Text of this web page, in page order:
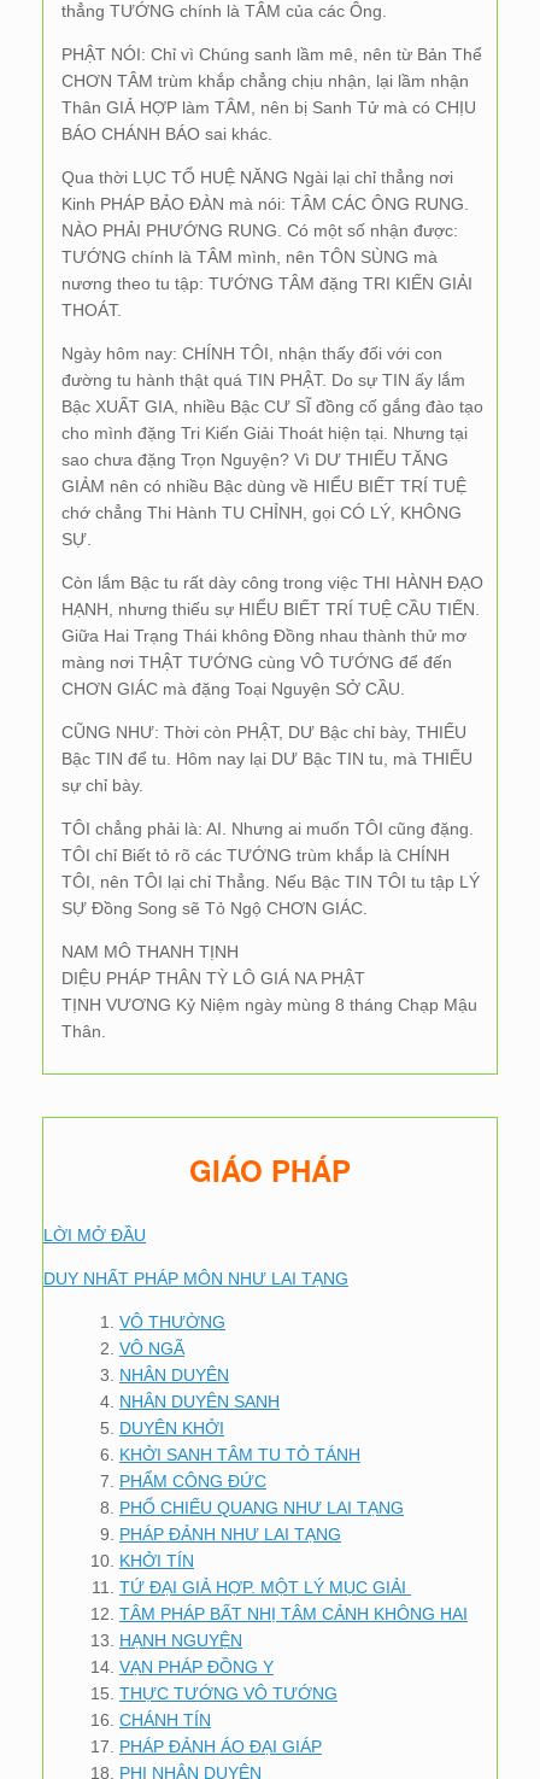
thẳng TƯỚNG chính là TÂM của các Ông.
PHẬT NÓI: Chỉ vì Chúng sanh lầm mê, nên từ Bản Thể
CHƠN TÂM trùm khắp chẳng chịu nhận, lại lầm nhận
Thân GIẢ HỢP làm TÂM, nên bị Sanh Tử mà có CHỊU
BÁO CHÁNH BÁO sai khác.
Qua thời LỤC TỔ HUỆ NĂNG Ngài lại chỉ thẳng nơi
Kinh PHÁP BẢO ĐÀN mà nói: TÂM CÁC ÔNG RUNG.
NÀO PHẢI PHƯỚNG RUNG. Có một số nhận được:
TƯỚNG chính là TÂM mình, nên TÔN SÙNG mà
nương theo tu tập: TƯỚNG TÂM đặng TRI KIẾN GIẢI
THOÁT.
Ngày hôm nay: CHÍNH TÔI, nhận thấy đối với con
đường tu hành thật quá TIN PHẬT. Do sự TIN ấy lắm
Bậc XUẤT GIA, nhiều Bậc CƯ SĨ đồng cố gắng đào tạo
cho mình đặng Tri Kiến Giải Thoát hiện tại. Nhưng tại
sao chưa đặng Trọn Nguyện? Vì DƯ THIẾU TĂNG
GIẢM nên có nhiều Bậc dùng về HIỂU BIẾT TRÍ TUỆ
chớ chẳng Thi Hành TU CHỈNH, gọi CÓ LÝ, KHÔNG
SỰ.
Còn lắm Bậc tu rất dày công trong việc THI HÀNH ĐẠO
HẠNH, nhưng thiếu sự HIỂU BIẾT TRÍ TUỆ CẦU TIẾN.
Giữa Hai Trạng Thái không Đồng nhau thành thử mơ
màng nơi THẬT TƯỚNG cùng VÔ TƯỚNG để đến
CHƠN GIÁC mà đặng Toại Nguyện SỞ CẦU.
CŨNG NHƯ: Thời còn PHẬT, DƯ Bậc chỉ bày, THIẾU
Bậc TIN để tu. Hôm nay lại DƯ Bậc TIN tu, mà THIẾU
sự chỉ bày.
TÔI chẳng phải là: AI. Nhưng ai muốn TÔI cũng đặng.
TÔI chỉ Biết tỏ rõ các TƯỚNG trùm khắp là CHÍNH
TÔI, nên TÔI lại chỉ Thẳng. Nếu Bậc TIN TÔI tu tập LÝ
SỰ Đồng Song sẽ Tỏ Ngộ CHƠN GIÁC.
NAM MÔ THANH TỊNH
DIỆU PHÁP THÂN TỲ LÔ GIÁ NA PHẬT
TỊNH VƯƠNG Kỷ Niệm ngày mùng 8 tháng Chạp Mậu
Thân.
GIÁO PHÁP
LỜI MỞ ĐẦU
DUY NHẤT PHÁP MÔN NHƯ LAI TẠNG
VÔ THƯỜNG
VÔ NGÃ
NHÂN DUYÊN
NHÂN DUYÊN SANH
DUYÊN KHỞI
KHỞI SANH TÂM TU TỎ TÁNH
PHẨM CÔNG ĐỨC
PHỔ CHIẾU QUANG NHƯ LAI TẠNG
PHÁP ĐẢNH NHƯ LAI TẠNG
KHỞI TÍN
TỨ ĐẠI GIẢ HỢP. MỘT LÝ MỤC GIẢI
TÂM PHÁP BẤT NHỊ TÂM CẢNH KHÔNG HAI
HẠNH NGUYỆN
VẠN PHÁP ĐỒNG Y
THỰC TƯỚNG VÔ TƯỚNG
CHÁNH TÍN
PHÁP ĐẢNH ÁO ĐẠI GIÁP
PHI NHÂN DUYÊN